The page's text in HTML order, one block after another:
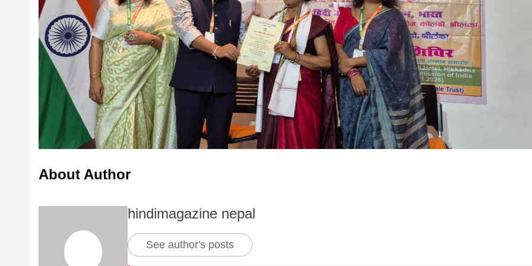
About Author
hindimagazine nepal
See author's posts
बड़े अंतर से जीत हासिल करुँंगी –रेणु दाहाल
6 months ago
दीपमाला ढकाल ने जीता ‘मिस नेपाल 2026’ का
प्रतिष्ठित खिताब
1 week ago